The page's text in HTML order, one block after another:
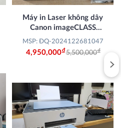
Máy in Laser không dây
Canon imageCLASS
LBP243DW
MSP: ĐQ-2024122681047
4,950,000Đ5,500,000Đ